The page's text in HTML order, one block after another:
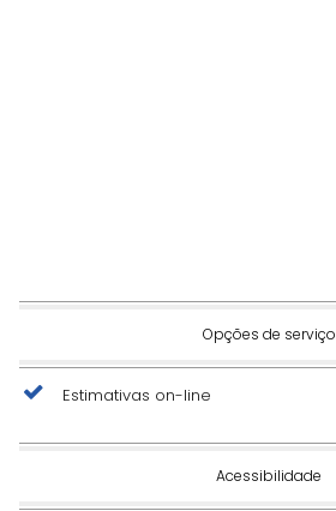
Opções de serviço
Estimativas on-line
Acessibilidade